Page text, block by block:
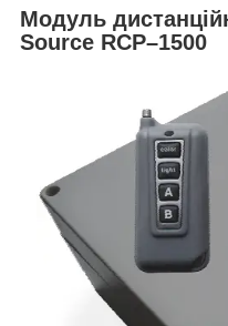
Модуль
Source RCP–1500